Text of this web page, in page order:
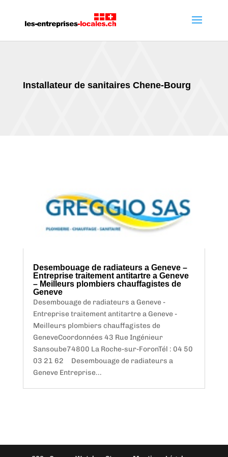
Installateur de sanitaires Chene-Bourg
Desembouage de radiateurs a Geneve –
Entreprise traitement antitartre a Geneve
– Meilleurs plombiers chauffagistes de
Geneve
Desembouage de radiateurs a Geneve -
Entreprise traitement antitartre a Geneve -
Meilleurs plombiers chauffagistes de
GeneveCoordonnées 43 Rue Ingénieur
Sansoube74800 La Roche-sur-ForonTél : 04 50
03 21 62 Desembouage de radiateurs a
Geneve Entreprise...